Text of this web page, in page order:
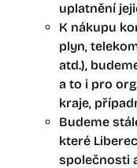
uplatnění
K nákupu
plyn,
atd.),
a to i pro
kraje,
Budeme
které
společnosti